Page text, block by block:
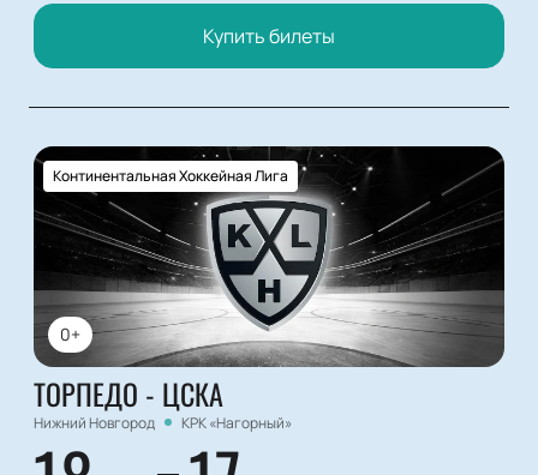
Купить билеты
0+
Континентальная Хоккейная Лига
ТОРПЕДО - ЦСКА
Нижний Новгород КРК «Нагорный»